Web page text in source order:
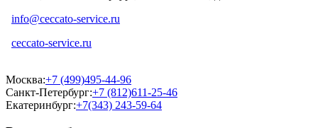
info@ceccato-service.ru
ceccato-service.ru
Москва:+7 (499)495-44-96
Санкт-Петербург:+7 (812)611-25-46
Екатеринбург:+7(343) 243-59-64